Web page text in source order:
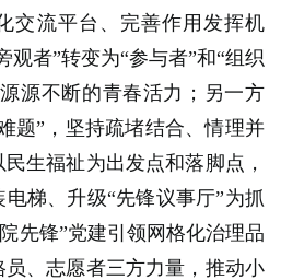
交流平台、完善作用发挥机
观者”转变为“参与者”和“组织
源不断的青春活力；另一方
题”，坚持疏堵结合、情理并
生福祉为出发点和落脚点，
梯、升级“先锋议事厅”为抓
先锋”党建引领网格化治理品
、志愿者三方力量，推动小